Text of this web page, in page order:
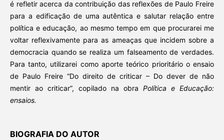
é refletir acerca da contribuição das reflexões de Paulo Freire
para a edificação de uma autêntica e salutar relação entre
política e educação, ao mesmo tempo em que procurarei me
voltar reflexivamente para as ameaças que incidem sobre a
democracia quando se realiza um falseamento de verdades.
Para tanto, utilizarei como aporte teórico prioritário o ensaio
de Paulo Freire “Do direito de criticar – Do dever de não
mentir ao criticar”, copilado na obraPolítica e Educação:
ensaios.
BIOGRAFIA DO AUTOR